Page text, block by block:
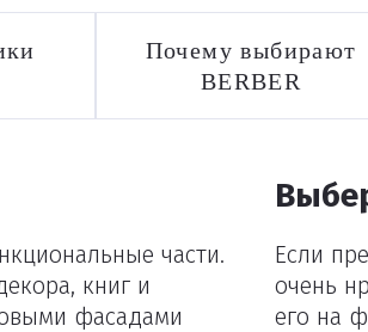
Почему выбирают
BERBER
части.
книг и
фасадами
Если
очень
его на